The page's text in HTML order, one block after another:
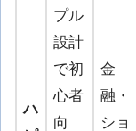
ハ
プル
設計
で初
心者
向
金
融・
ショ